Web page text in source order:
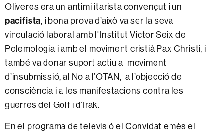
Oliveres era un antimilitarista convençut i un
pacifista, i bona prova d’això va ser la seva
vinculació laboral amb l'Institut Victor Seix de
Polemologia i amb el moviment cristià Pax Christi, i
també va donar suport actiu al moviment
d’insubmissió, al No a l’OTAN, a l’objecció de
consciència i a les manifestacions contra les
guerres del Golf i d’Irak.
En el programa de televisió el Convidat emès el